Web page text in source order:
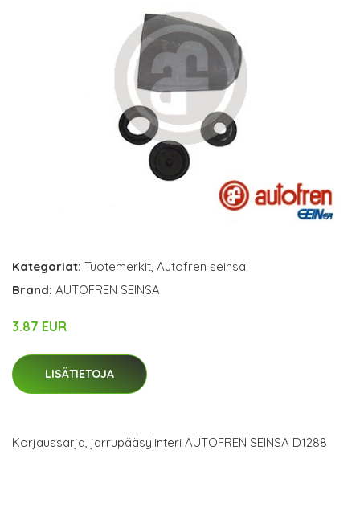
Kategoriat: Tuotemerkit, Autofren seinsa
Brand: AUTOFREN SEINSA
3.87 EUR
LISÄTIETOJA
Korjaussarja, jarrupääsylinteri AUTOFREN SEINSA D1288